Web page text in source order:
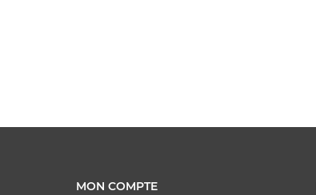
MON COMPTE